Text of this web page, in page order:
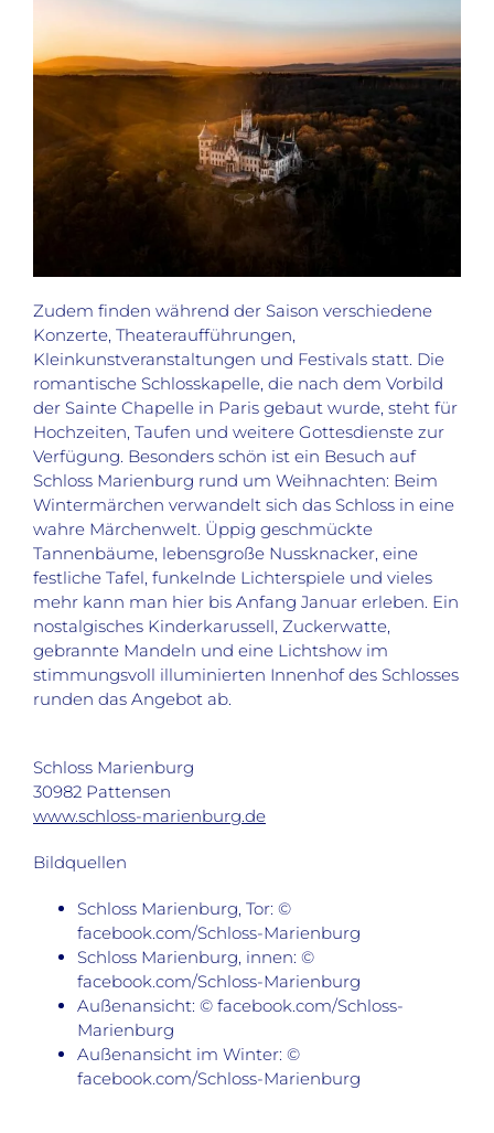
Zudem finden während der Saison verschiedene
Konzerte, Theateraufführungen,
Kleinkunstveranstaltungen und Festivals statt. Die
romantische Schlosskapelle, die nach dem Vorbild
der Sainte Chapelle in Paris gebaut wurde, steht für
Hochzeiten, Taufen und weitere Gottesdienste zur
Verfügung. Besonders schön ist ein Besuch auf
Schloss Marienburg rund um Weihnachten: Beim
Wintermärchen verwandelt sich das Schloss in eine
wahre Märchenwelt. Üppig geschmückte
Tannenbäume, lebensgroße Nussknacker, eine
festliche Tafel, funkelnde Lichterspiele und vieles
mehr kann man hier bis Anfang Januar erleben. Ein
nostalgisches Kinderkarussell, Zuckerwatte,
gebrannte Mandeln und eine Lichtshow im
stimmungsvoll illuminierten Innenhof des Schlosses
runden das Angebot ab.
Schloss Marienburg
30982 Pattensen
www.schloss-marienburg.de
Bildquellen
Schloss Marienburg, Tor: ©
facebook.com/Schloss-Marienburg
Schloss Marienburg, innen: ©
facebook.com/Schloss-Marienburg
Außenansicht: © facebook.com/Schloss-
Marienburg
Außenansicht im Winter: ©
facebook.com/Schloss-Marienburg